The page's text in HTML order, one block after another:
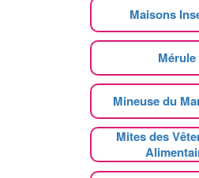
Maisons
Mérule
Mineuse du
Mites des